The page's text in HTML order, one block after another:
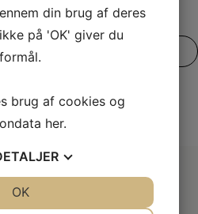
SE VORES FULDE UDVALG
din brug af deres
på 'OK' giver du
brug af cookies og
her.
OK